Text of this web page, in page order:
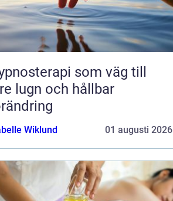
som väg till
lugn och hållbar
Wiklund 01 augusti 2026